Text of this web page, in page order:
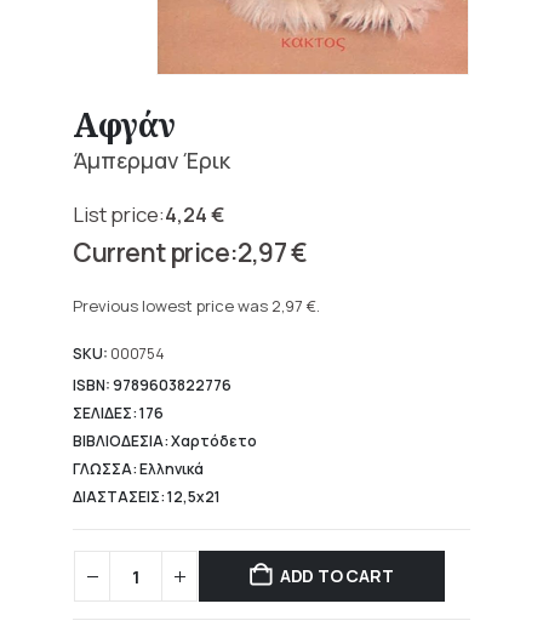
Αφγάν
Άμπερμαν Έρικ
4,24€
Original
price
4,24 €.
2,97€
price
2,97 €.
Previous lowest price was 2,97 €.
SKU: 000754
ISBN: 9789603822776
ΣΕΛΙΔΕΣ: 176
ΒΙΒΛΙΟΔΕΣΙΑ: Χαρτόδετο
ΓΛΩΣΣΑ: Ελληνικά
ΔΙΑΣΤΑΣΕΙΣ: 12,5x21
ADD TO CART